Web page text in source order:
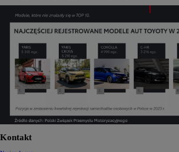
Kontakt